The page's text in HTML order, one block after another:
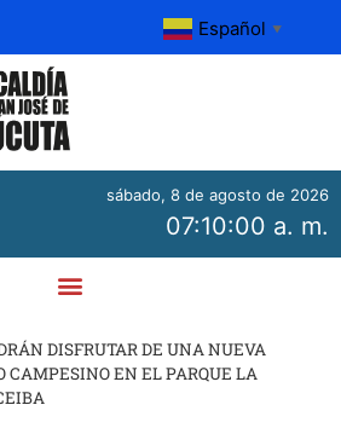
de herramientas
Español ▼
sábado, 8 de agosto de 2026
07:10:00 a. m.
DISFRUTAR DE UNA NUEVA
CAMPESINO EN EL PARQUE LA